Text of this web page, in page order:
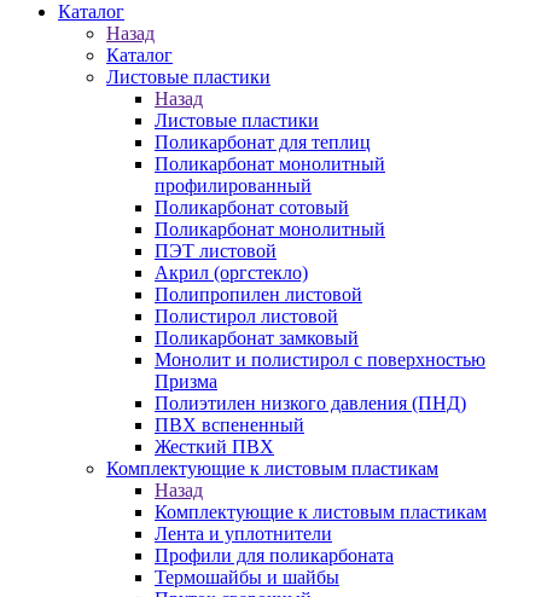
Каталог
Назад
Каталог
Листовые пластики
Назад
Листовые пластики
Поликарбонат для теплиц
Поликарбонат монолитный
профилированный
Поликарбонат сотовый
Поликарбонат монолитный
ПЭТ листовой
Акрил (оргстекло)
Полипропилен листовой
Полистирол листовой
Поликарбонат замковый
Монолит и полистирол с поверхностью
Призма
Полиэтилен низкого давления (ПНД)
ПВХ вспененный
Жесткий ПВХ
Комплектующие к листовым пластикам
Назад
Комплектующие к листовым пластикам
Лента и уплотнители
Профили для поликарбоната
Термошайбы и шайбы